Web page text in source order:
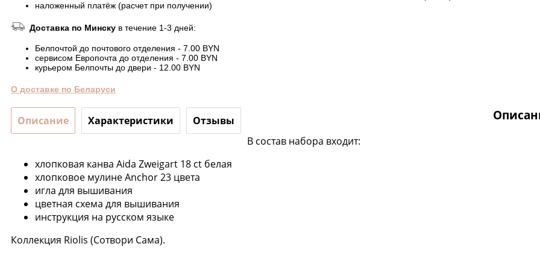
наложенный платёж (расчет при получении)
Доставка по Минску в течение 1-3 дней:
Белпочтой до почтового отделения - 7.00 BYN
сервисом Европочта до отделения - 7.00 BYN
курьером Белпочты до двери - 12.00 BYN
О доставке по Беларуси
Описание Характеристики Отзывы
В состав набора входит:
хлопковая канва Aida Zweigart 18 ct белая
хлопковое мулине Anchor 23 цвета
игла для вышивания
цветная схема для вышивания
инструкция на русском языке
Коллекция Riolis (Сотвори Сама).